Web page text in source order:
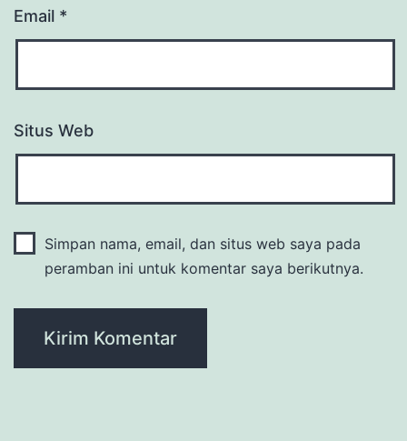
Email *
Situs Web
Simpan nama, email, dan situs web saya pada
peramban ini untuk komentar saya berikutnya.